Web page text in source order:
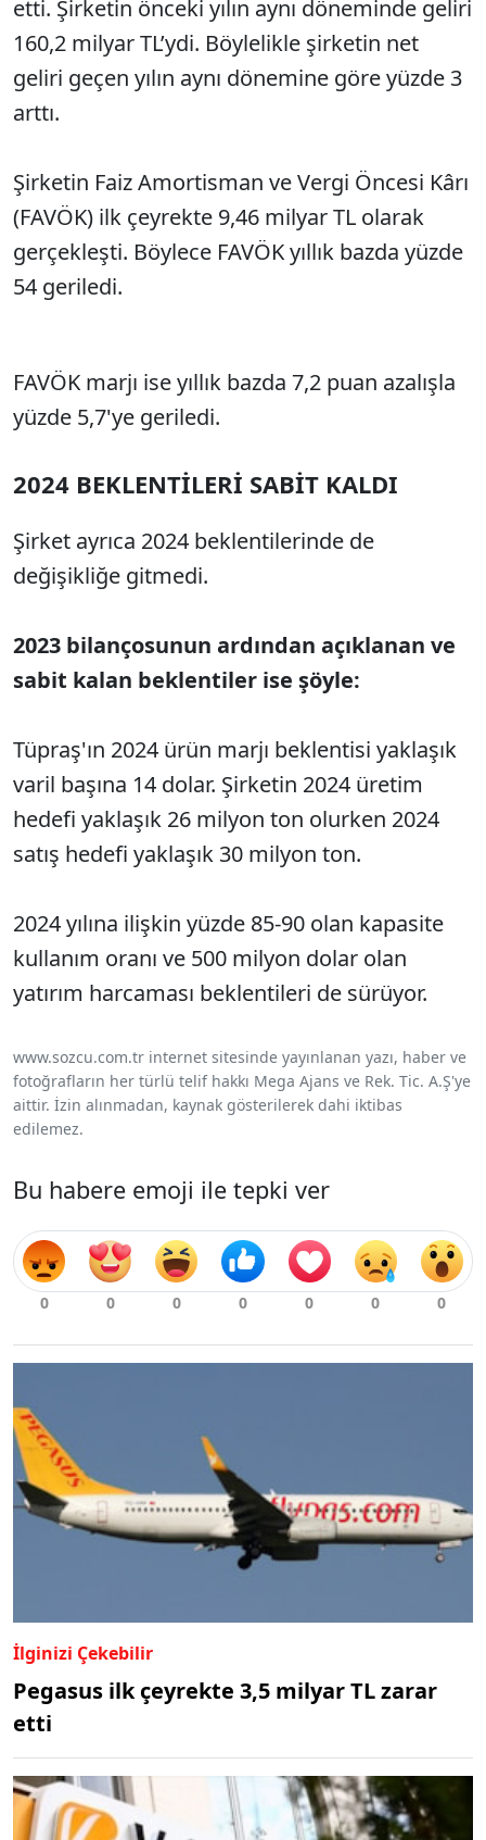
etti. Şirketin önceki yılın aynı döneminde geliri
160,2 milyar TL’ydi. Böylelikle şirketin net
geliri geçen yılın aynı dönemine göre yüzde 3
arttı.
Şirketin Faiz Amortisman ve Vergi Öncesi Kârı
(FAVÖK) ilk çeyrekte 9,46 milyar TL olarak
gerçekleşti. Böylece FAVÖK yıllık bazda yüzde
54 geriledi.
FAVÖK marjı ise yıllık bazda 7,2 puan azalışla
yüzde 5,7'ye geriledi.
2024 BEKLENTİLERİ SABİT KALDI
Şirket ayrıca 2024 beklentilerinde de
değişikliğe gitmedi.
2023 bilançosunun ardından açıklanan ve
sabit kalan beklentiler ise şöyle:
Tüpraş'ın 2024 ürün marjı beklentisi yaklaşık
varil başına 14 dolar. Şirketin 2024 üretim
hedefi yaklaşık 26 milyon ton olurken 2024
satış hedefi yaklaşık 30 milyon ton.
2024 yılına ilişkin yüzde 85-90 olan kapasite
kullanım oranı ve 500 milyon dolar olan
yatırım harcaması beklentileri de sürüyor.
www.sozcu.com.tr internet sitesinde yayınlanan yazı, haber ve
fotoğrafların her türlü telif hakkı Mega Ajans ve Rek. Tic. A.Ş'ye
aittir. İzin alınmadan, kaynak gösterilerek dahi iktibas
edilemez.
Bu habere emoji ile tepki ver
İlginizi Çekebilir
Pegasus ilk çeyrekte 3,5 milyar TL zarar
etti